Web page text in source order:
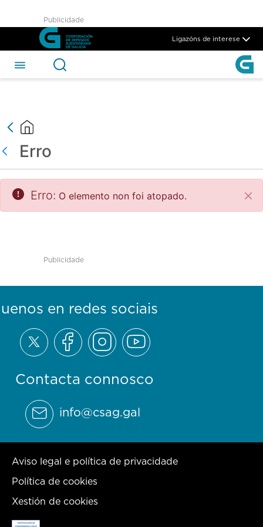
Skip to Main Content
test - CSAG
Publicidade
Ligazóns de interese
Erro
Erro: O elemento non foi atopado.
Publicidade
Contacta connosco
info@csag.gal
en redes sociais
Aviso legal e política de privacidade
Política de cookies
Xestión de cookies